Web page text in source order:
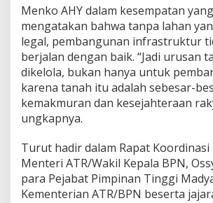
g
d
a
a
n
T
a
n
Menko AHY dalam kesempatan
mengatakan bahwa tanpa lahan
legal, pembangunan infrastruktur
berjalan dengan baik. “Jadi urusan
dikelola, bukan hanya untuk
karena tanah itu adalah sebesar-
kemakmuran dan kesejahteraan
ungkapnya.
Turut hadir dalam Rapat Koordinasi
Menteri ATR/Wakil Kepala BPN,
para Pejabat Pimpinan Tinggi
Kementerian ATR/BPN beserta